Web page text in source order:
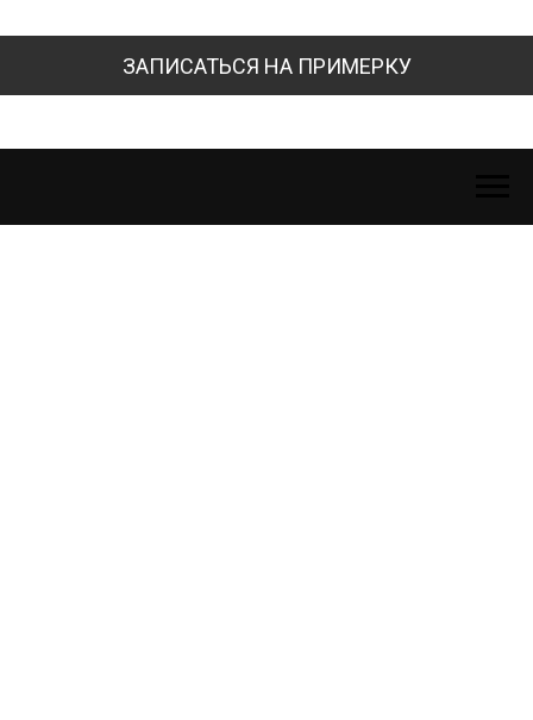
ЗАПИСАТЬСЯ НА ПРИМЕРКУ